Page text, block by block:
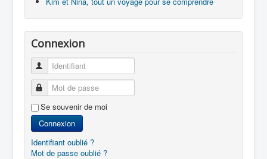
Connexion
Identifiant
Mot de passe
Se souvenir de moi
Connexion
Identifiant oublié ?
Mot de passe oublié ?